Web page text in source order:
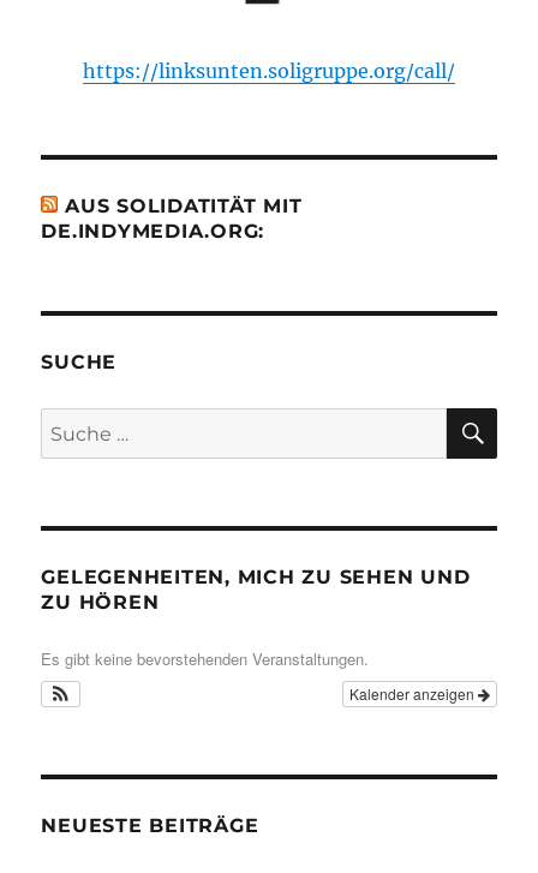
https://linksunten.soligruppe.org/call/
AUS SOLIDATITÄT MIT
DE.INDYMEDIA.ORG:
SUCHE
Suche
nach:
GELEGENHEITEN, MICH ZU SEHEN UND
ZU HÖREN
Es gibt keine bevorstehenden Veranstaltungen.
Kalender anzeigen
NEUESTE BEITRÄGE